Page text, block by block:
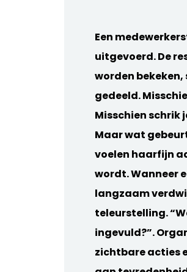
Een
uitgevoerd. De
worden
gedeeld.
Misschien schrik
Maar wat
voelen haarfijn
wordt. Wanneer
langzaam
teleurstelling.
ingevuld?”.
zichtbare acties